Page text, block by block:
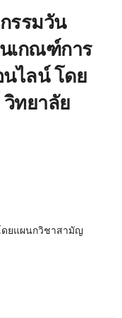
รรมวัน
เกณฑ์การ
ไลน์ โดย
ทยาลัย
ดยแผนกวิชาสามัญ